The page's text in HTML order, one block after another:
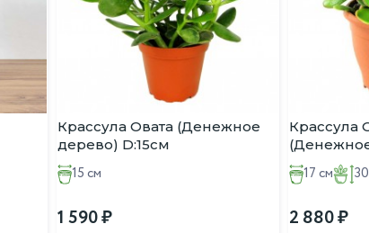
Крассула Овата (Денежное
дерево) D:15см
15 см
1 590
Крассула
H:30см
17 см
2 880